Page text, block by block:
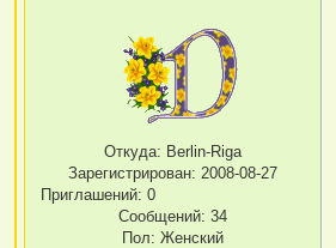
Откуда: Berlin-Riga
Зарегистрирован: 2008-08-27
Приглашений: 0
Сообщений: 34
Пол: Женский